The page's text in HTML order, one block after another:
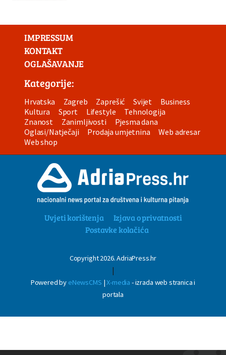
IMPRESSUM
KONTAKT
OGLAŠAVANJE
Kategorije:
Hrvatska Zagreb Zaprešić Svijet
Business
Kultura
Sport Lifestyle
Tehnologija
Znanost
Zanimljivosti
Pjesma dana
Oglasi/Natječaji
Prodaja umjetnina
Web adresar
Web shop
Uvjeti korištenja
Izjava o privatnosti
Postavke kolačića
Copyright 2026. AdriaPress.hr
|
Powered by eNewsCMS |X-media - izrada web stranica i
portala